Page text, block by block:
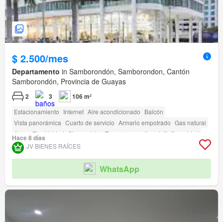
$ 2.500/mes
Departamento in Samborondón, Samborondon, Cantón
Samborondón, Provincia de Guayas
2 3 106 m²
Estacionamiento Internet Aire acondicionado Balcón
Vista panorámica Cuarto de servicio Armario empotrado Gas natural
Agua
Electricidad Sin amoblar Terraza amenity_wi_fi Seguridad
Gimnasio Piscina Ascensor
Garita de guardianía
Acceso para personas con discapacidad
Hace 8 días
JV BIENES RAÍCES
WhatsApp